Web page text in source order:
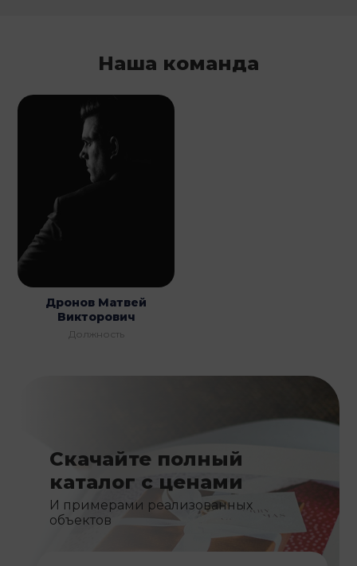
Наша команда
Дронов Матвей
Викторович
Должность
Скачайте полный
каталог с ценами
И примерами реализованных
объектов